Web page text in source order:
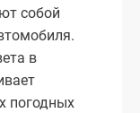
собой
в
погодных